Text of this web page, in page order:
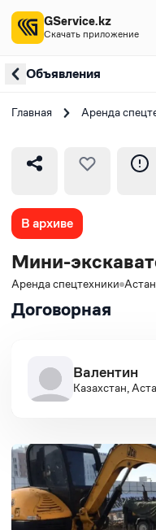
Объявления
Главная Аренда
В архиве
Мини-
Аренда спецтехники
Договорная
Валентин
Казахстан,
GService.kz
Скачать приложение